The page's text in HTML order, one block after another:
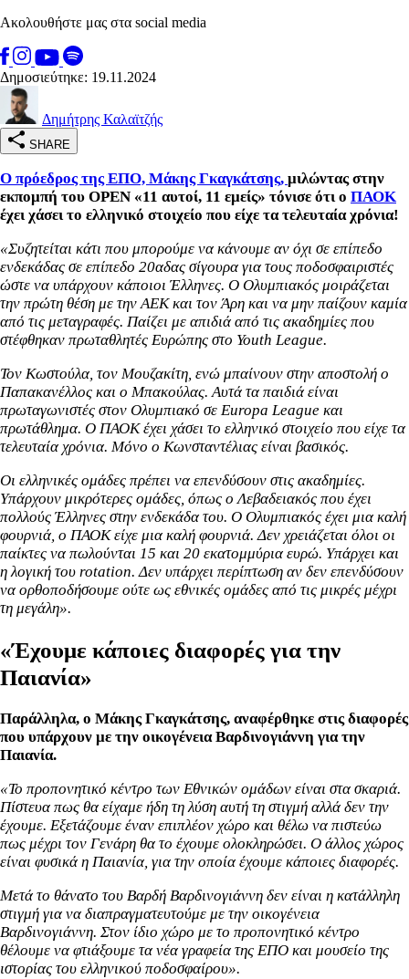
Ακολουθήστε μας στα social media
Δημοσιεύτηκε: 19.11.2024
Δημήτρης Καλαϊτζής
SHARE
Ο πρόεδρος της ΕΠΟ, Μάκης Γκαγκάτσης, μιλώντας στην
εκπομπή του OPEN «11 αυτοί, 11 εμείς» τόνισε ότι ο ΠΑΟΚ
έχει χάσει το ελληνικό στοιχείο που είχε τα τελευταία χρόνια!
«Συζητείται κάτι που μπορούμε να κάνουμε αν όχι σε επίπεδο
ενδεκάδας σε επίπεδο 20αδας σίγουρα για τους ποδοσφαιριστές
ώστε να υπάρχουν κάποιοι Έλληνες. Ο Ολυμπιακός μοιράζεται
την πρώτη θέση με την ΑΕΚ και τον Άρη και να μην παίζουν καμία
από τις μεταγραφές. Παίζει με απιδιά από τις ακαδημίες που
στέφθηκαν πρωταθλητές Ευρώπης στο Youth League.
Τον Κωστούλα, τον Μουζακίτη, ενώ μπαίνουν στην αποστολή ο
Παπακανέλλος και ο Μπακούλας. Αυτά τα παιδιά είναι
πρωταγωνιστές στον Ολυμπιακό σε Europa League και
πρωτάθλημα. Ο ΠΑΟΚ έχει χάσει το ελληνικό στοιχείο που είχε τα
τελευταία χρόνια. Μόνο ο Κωνσταντέλιας είναι βασικός.
Οι ελληνικές ομάδες πρέπει να επενδύσουν στις ακαδημίες.
Υπάρχουν μικρότερες ομάδες, όπως ο Λεβαδειακός που έχει
πολλούς Έλληνες στην ενδεκάδα του. Ο Ολυμπιακός έχει μια καλή
φουρνιά, ο ΠΑΟΚ είχε μια καλή φουρνιά. Δεν χρειάζεται όλοι οι
παίκτες να πωλούνται 15 και 20 εκατομμύρια ευρώ. Υπάρχει και
η λογική του rotation. Δεν υπάρχει περίπτωση αν δεν επενδύσουν
να ορθοποδήσουμε ούτε ως εθνικές ομάδες από τις μικρές μέχρι
τη μεγάλη».
«Έχουμε κάποιες διαφορές για την
Παιανία»
Παράλληλα, ο Μάκης Γκαγκάτσης, αναφέρθηκε στις διαφορές
που υπάρχουν με την οικογένεια Βαρδινογιάννη για την
Παιανία.
«To προπονητικό κέντρο των Εθνικών ομάδων είναι στα σκαριά.
Πίστευα πως θα είχαμε ήδη τη λύση αυτή τη στιγμή αλλά δεν την
έχουμε. Εξετάζουμε έναν επιπλέον χώρο και θέλω να πιστεύω
πως μέχρι τον Γενάρη θα το έχουμε ολοκληρώσει. Ο άλλος χώρος
είναι φυσικά η Παιανία, για την οποία έχουμε κάποιες διαφορές.
Μετά το θάνατο του Βαρδή Βαρδινογιάννη δεν είναι η κατάλληλη
στιγμή για να διαπραγματευτούμε με την οικογένεια
Βαρδινογιάννη. Στον ίδιο χώρο με το προπονητικό κέντρο
θέλουμε να φτιάξουμε τα νέα γραφεία της ΕΠΟ και μουσείο της
ιστορίας του ελληνικού ποδοσφαίρου».